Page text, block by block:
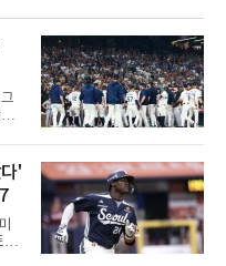
꿈
에
'
론